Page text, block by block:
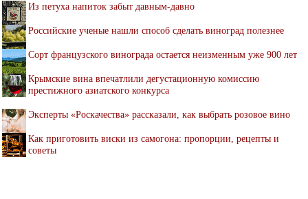
Из петуха напиток забыт давным-давно
Российские ученые нашли способ сделать виноград полезнее
Сорт французского винограда остается неизменным уже 900 лет
Крымские вина впечатлили дегустационную комиссию
престижного азиатского конкурса
Эксперты «Роскачества» рассказали, как выбрать розовое вино
Как приготовить виски из самогона: пропорции, рецепты и
советы